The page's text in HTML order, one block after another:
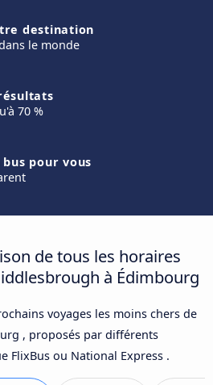
destination
le monde
70 %
pour vous
de tous les horaires
à Édimbourg
voyages les moins chers de
, proposés par différents
FlixBus ou National Express .